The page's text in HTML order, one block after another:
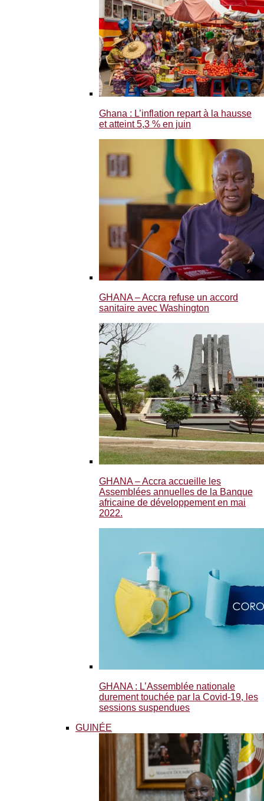
Ghana : L’inflation repart à la hausse
et atteint 5,3 % en juin
GHANA – Accra refuse un accord
sanitaire avec Washington
GHANA – Accra accueille les
Assemblées annuelles de la Banque
africaine de développement en mai
2022.
GHANA : L’Assemblée nationale
durement touchée par la Covid-19, les
sessions suspendues
GUINÉE